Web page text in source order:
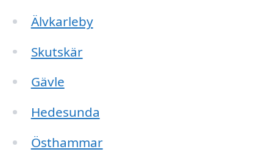
Älvkarleby
Skutskär
Gävle
Hedesunda
Östhammar